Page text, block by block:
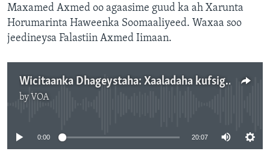
Maxamed Axmed oo agaasime guud ka ah Xarunta
Horumarinta Haweenka Soomaaliyeed. Waxaa soo
jeedineysa Falastiin Axmed Iimaan.
Wicitaanka Dhageystaha: Xaaladaha kufsiga Soomaaliya
by VOA
0:00 20:07